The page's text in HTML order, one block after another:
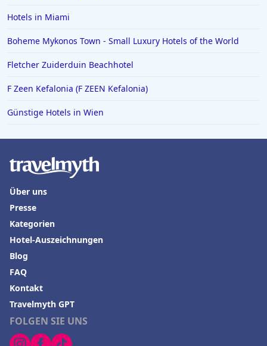
Hotels in Miami
Boheme Mykonos Town - Small Luxury Hotels of the World
Fletcher Zuiderduin Beachhotel
F Zeen Kefalonia (F ZEEN Kefalonia)
Günstige Hotels in Wien
FOLGEN SIE UNS
Über uns
Presse
Kategorien
Hotel-Auszeichnungen
Blog
FAQ
Kontakt
Travelmyth GPT